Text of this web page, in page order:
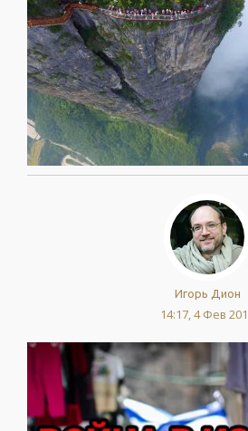
Игорь Дион
14:17, 4 Фев